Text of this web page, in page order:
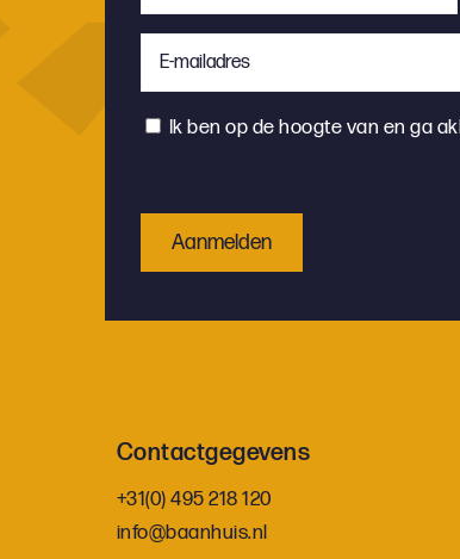
*Instemming
Ik ben op de hoogte van en ga
Contactgegevens
+31(0) 495 218 120
info@baanhuis.nl